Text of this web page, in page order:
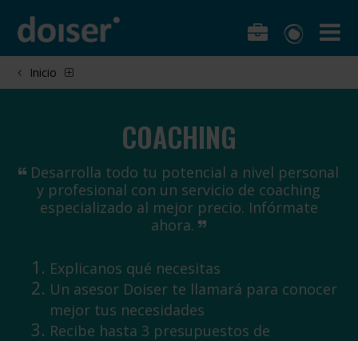
Inicio
COACHING
Desarrolla todo tu potencial a nivel personal
y profesional con un servicio de coaching
especializado al mejor precio. Infórmate
ahora.
Explicanos qué necesitas
Un asesor Doiser te llamará para conocer
mejor tus necesidades
Recibe hasta 3 presupuestos de